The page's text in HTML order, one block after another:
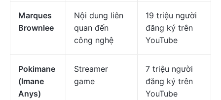
Marques
Brownlee
Nội dung liên
quan đến
công nghệ
19 triệu người
đăng ký trên
YouTube
Pokimane
(Imane
Anys)
Streamer
game
7 triệu người
đăng ký trên
YouTube